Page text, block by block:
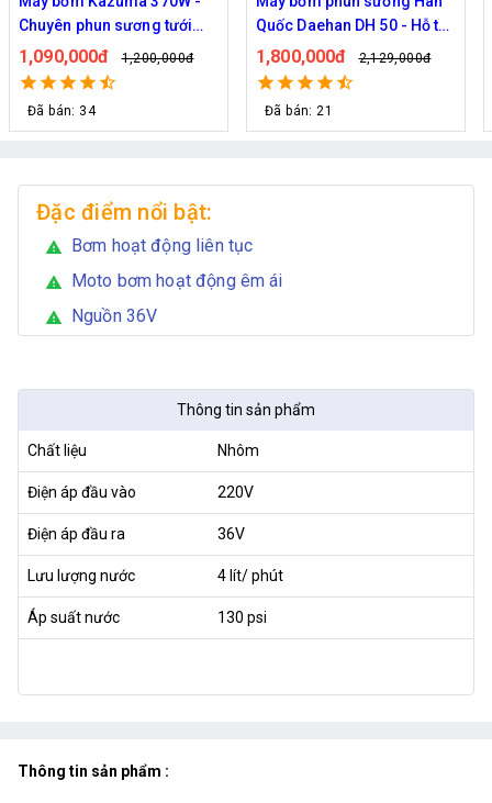
Chuyên phun sương tưới
cây
1,090,000đ 1,200,000đ
Đã bán: 34
Quốc Daehan DH 50 - Hỗ trợ
từ 30 đến 50 béc phun
1,800,000đ 2,129,000đ
Đã bán: 21
Đặc điểm nổi bật:
warning Bơm hoạt động liên tục
warning Moto bơm hoạt động êm ái
warning Nguồn 36V
Thông tin sản phẩm
Chất liệu Nhôm
Điện áp đầu vào 220V
Điện áp đầu ra 36V
Lưu lượng nước 4 lít/ phút
Áp suất nước 130 psi
Thông tin sản phẩm :